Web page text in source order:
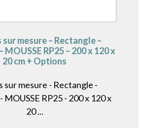
mesure – Rectangle –
RP25 – 200 x 120 x
20 cm + Options
sur mesure - Rectangle -
MOUSSE RP25 - 200 x 120 x
20 ...